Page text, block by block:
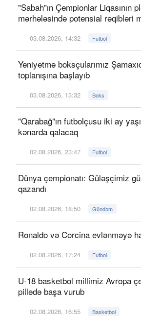
"Sabah"ın Çempionlar Liqasının
mərhələsində potensial rəqibləri
03.08.2026, 14:32 Futbol
Yeniyetmə boksçularımız
toplanışına başlayıb
03.08.2026, 13:32 Boks
"Qarabağ"ın futbolçusu iki ay
kənarda qalacaq
02.08.2026, 23:47 Futbol
Dünya çempionatı: Güləşçimiz
qazandı
02.08.2026, 18:50 Gündəm
Ronaldo və Corcina evlənməyə
02.08.2026, 17:24 Futbol
U-18 basketbol millimiz Avropa
pillədə başa vurub
02.08.2026, 16:55 Basketbol